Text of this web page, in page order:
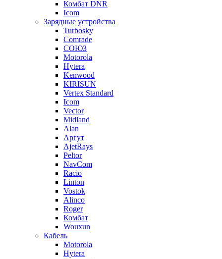
Комбат DNR
Icom
Зарядные устройства
Turbosky
Comrade
СОЮЗ
Motorola
Hytera
Kenwood
KIRISUN
Vertex Standard
Icom
Vector
Midland
Alan
Аргут
AjetRays
Peltor
NavCom
Racio
Linton
Vostok
Alinco
Roger
Комбат
Wouxun
Кабель
Motorola
Hytera